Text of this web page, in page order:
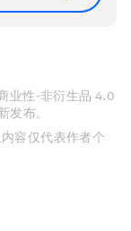
业性-非衍生品 4.0
发布。
容仅代表作者个